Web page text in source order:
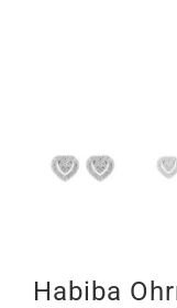
Habiba